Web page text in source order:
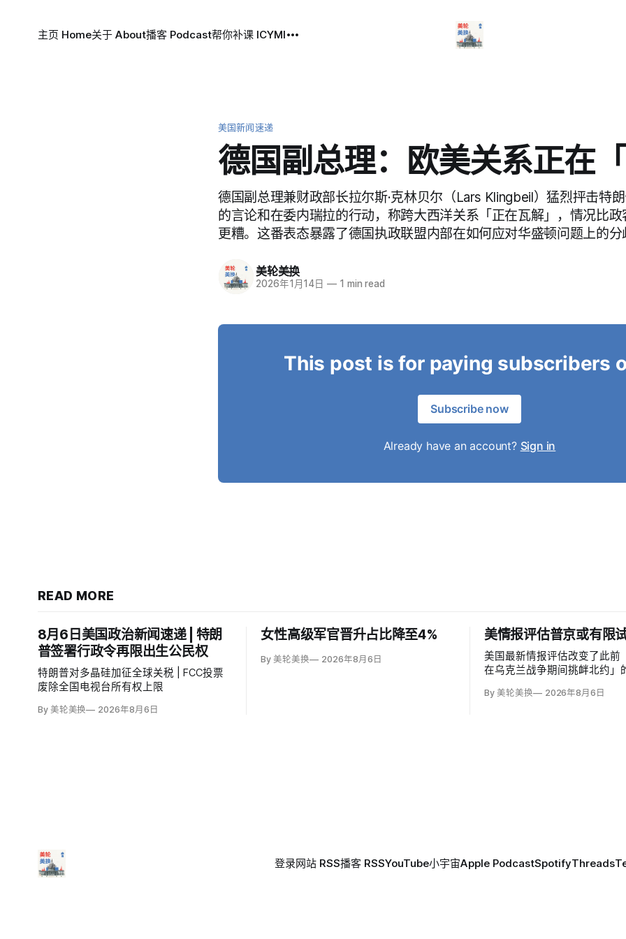
主页 Home关于 About播客 Podcast帮你补课 ICYMI
美国新闻速递
德国副总理：欧美关系正在
德国副总理兼财政部长拉尔斯·克林贝尔（Lars Klingbeil）猛烈抨击特
的言论和在委内瑞拉的行动，称跨大西洋关系「正在瓦解」，情况比
更糟。这番表态暴露了德国执政联盟内部在如何应对华盛顿问题上的分
美轮美换
2026年1月14日 — 1 min read
This post is for paying subscribers
Subscribe now
Already have an account? Sign in
READ MORE
8月6日美国政治新闻速递 | 特朗
普签署行政令再限出生公民权
特朗普对多晶硅加征全球关税 | FCC投票
废除全国电视台所有权上限
By 美轮美换 2026年8月6日
女性高级军官晋升占比降至4%
By 美轮美换 2026年8月6日
美情报评估普京或有限
美国最新情报评估改变了此前
在乌克兰战争期间挑衅北约」
络攻击、无标识武装占领或东
By 美轮美换 2026年8月6日
登录网站 RSS播客 RSSYouTube小宇宙Apple PodcastSpotifyThreads